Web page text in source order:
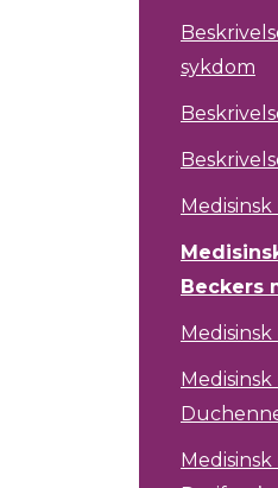
sykdom
Beckers